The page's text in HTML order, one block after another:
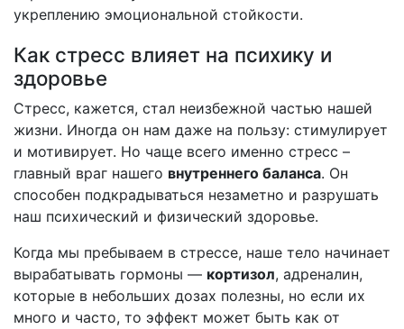
укреплению эмоциональной стойкости.
Как стресс влияет на психику и
здоровье
Стресс, кажется, стал неизбежной частью нашей
жизни. Иногда он нам даже на пользу: стимулирует
и мотивирует. Но чаще всего именно стресс –
главный враг нашего внутреннего баланса. Он
способен подкрадываться незаметно и разрушать
наш психический и физический здоровье.
Когда мы пребываем в стрессе, наше тело начинает
вырабатывать гормоны — кортизол, адреналин,
которые в небольших дозах полезны, но если их
много и часто, то эффект может быть как от